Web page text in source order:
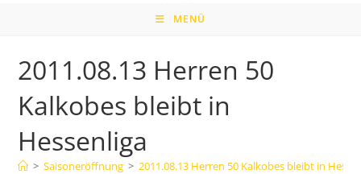
MENÜ
2011.08.13 Herren 50
Kalkobes bleibt in
Hessenliga
> Saisoneröffnung > 2011.08.13 Herren 50 Kalkobes bleibt in